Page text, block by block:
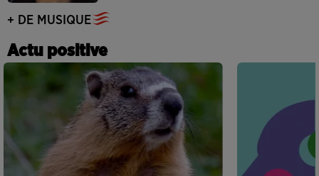
+ DE MUSIQUE
Actu positive